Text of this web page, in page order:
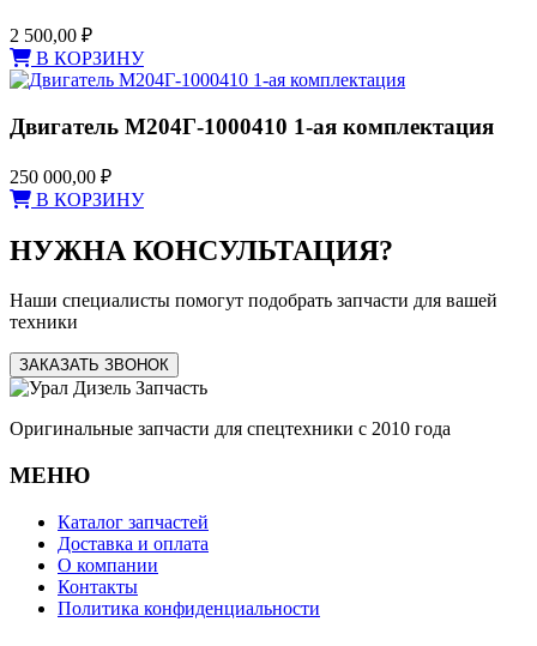
2 500,00 ₽
В КОРЗИНУ
Двигатель М204Г-1000410 1-ая комплектация
250 000,00 ₽
В КОРЗИНУ
НУЖНА КОНСУЛЬТАЦИЯ?
Наши специалисты помогут подобрать запчасти для вашей
техники
ЗАКАЗАТЬ ЗВОНОК
Оригинальные запчасти для спецтехники с 2010 года
МЕНЮ
Каталог запчастей
Доставка и оплата
О компании
Контакты
Политика конфиденциальности